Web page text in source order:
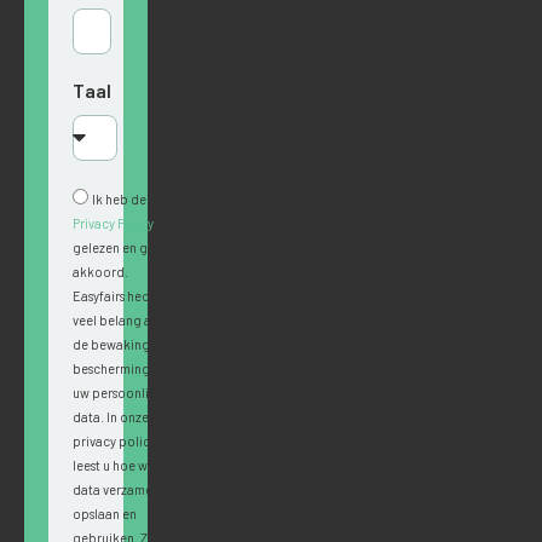
Taal
Ik heb de
Privacy Policy
gelezen en ga
akkoord.
Easyfairs hecht
veel belang aan
de bewaking en
bescherming van
uw persoonlijke
data. In onze
privacy policy
leest u hoe wij
data verzamelen,
opslaan en
gebruiken. Zodra